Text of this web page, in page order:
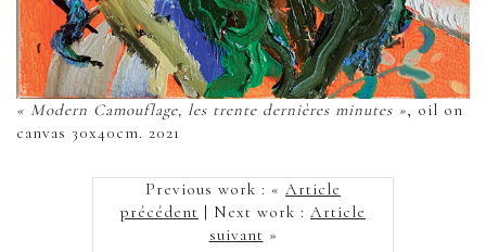
« Modern Camouflage, les trente dernières minutes », oil on
canvas 30x40cm. 2021
Previous work : « Article
précédent | Next work : Article
suivant »